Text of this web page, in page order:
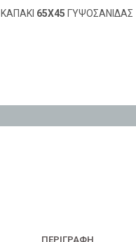
ΚΑΠΑΚΙ 65Χ45 ΓΥΨΟΣΑΝΙΔΑΣ
ΠΕΡΙΓΡΑΦΉ